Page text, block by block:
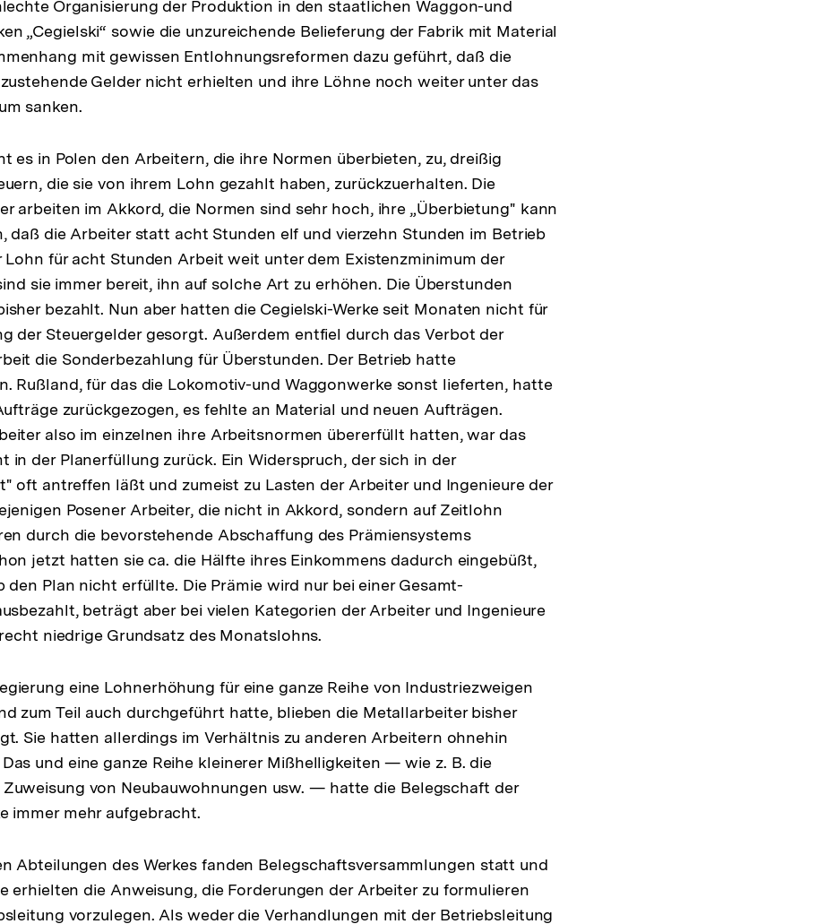
Organisierung der Produktion in den staatlichen Waggon-und
„Cegielski“ sowie die unzureichende Belieferung der Fabrik mit Material
mit gewissen Entlohnungsreformen dazu geführt, daß die
Gelder nicht erhielten und ihre Löhne noch weiter unter das
sanken.
es in Polen den Arbeitern, die ihre Normen überbieten, zu, dreißig
die sie von ihrem Lohn gezahlt haben, zurückzuerhalten. Die
arbeiten im Akkord, die Normen sind sehr hoch, ihre „Überbietung" kann
daß die Arbeiter statt acht Stunden elf und vierzehn Stunden im Betrieb
Lohn für acht Stunden Arbeit weit unter dem Existenzminimum der
sie immer bereit, ihn auf solche Art zu erhöhen. Die Überstunden
bezahlt. Nun aber hatten die Cegielski-Werke seit Monaten nicht für
der Steuergelder gesorgt. Außerdem entfiel durch das Verbot der
die Sonderbezahlung für Überstunden. Der Betrieb hatte
Rußland, für das die Lokomotiv-und Waggonwerke sonst lieferten, hatte
zurückgezogen, es fehlte an Material und neuen Aufträgen.
also im einzelnen ihre Arbeitsnormen übererfüllt hatten, war das
in der Planerfüllung zurück. Ein Widerspruch, der sich in der
oft antreffen läßt und zumeist zu Lasten der Arbeiter und Ingenieure der
Posener Arbeiter, die nicht in Akkord, sondern auf Zeitlohn
durch die bevorstehende Abschaffung des Prämiensystems
jetzt hatten sie ca. die Hälfte ihres Einkommens dadurch eingebüßt,
den Plan nicht erfüllte. Die Prämie wird nur bei einer Gesamt-
beträgt aber bei vielen Kategorien der Arbeiter und Ingenieure
niedrige Grundsatz des Monatslohns.
eine Lohnerhöhung für eine ganze Reihe von Industriezweigen
zum Teil auch durchgeführt hatte, blieben die Metallarbeiter bisher
Sie hatten allerdings im Verhältnis zu anderen Arbeitern ohnehin
und eine ganze Reihe kleinerer Mißhelligkeiten — wie z. B. die
Zuweisung von Neubauwohnungen usw. — hatte die Belegschaft der
immer mehr aufgebracht.
Abteilungen des Werkes fanden Belegschaftsversammlungen statt und
erhielten die Anweisung, die Forderungen der Arbeiter zu formulieren
vorzulegen. Als weder die Verhandlungen mit der Betriebsleitung